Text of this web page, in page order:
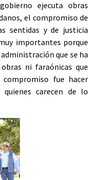
ejecuta obras
el compromiso de
sentidas y de justicia
importantes porque
que se ha
ni faraónicas que
fue hacer
carecen de lo